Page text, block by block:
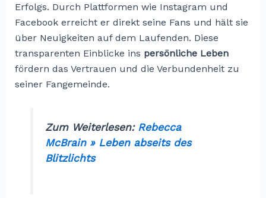
Erfolgs. Durch Plattformen wie Instagram und
Facebook erreicht er direkt seine Fans und hält sie
über Neuigkeiten auf dem Laufenden. Diese
transparenten Einblicke ins persönliche Leben
fördern das Vertrauen und die Verbundenheit zu
seiner Fangemeinde.
Zum Weiterlesen: Rebecca
McBrain » Leben abseits des
Blitzlichts